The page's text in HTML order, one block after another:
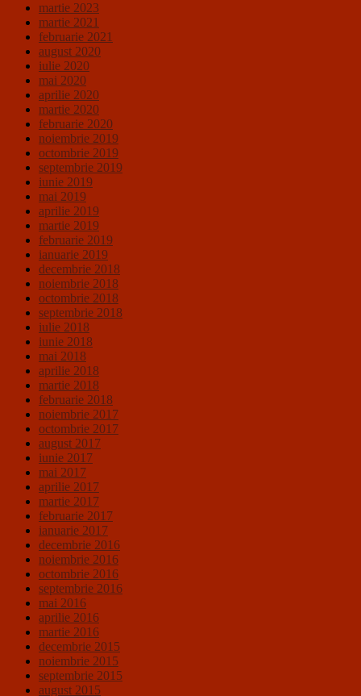
martie 2023
martie 2021
februarie 2021
august 2020
iulie 2020
mai 2020
aprilie 2020
martie 2020
februarie 2020
noiembrie 2019
octombrie 2019
septembrie 2019
iunie 2019
mai 2019
aprilie 2019
martie 2019
februarie 2019
ianuarie 2019
decembrie 2018
noiembrie 2018
octombrie 2018
septembrie 2018
iulie 2018
iunie 2018
mai 2018
aprilie 2018
martie 2018
februarie 2018
noiembrie 2017
octombrie 2017
august 2017
iunie 2017
mai 2017
aprilie 2017
martie 2017
februarie 2017
ianuarie 2017
decembrie 2016
noiembrie 2016
octombrie 2016
septembrie 2016
mai 2016
aprilie 2016
martie 2016
decembrie 2015
noiembrie 2015
septembrie 2015
august 2015